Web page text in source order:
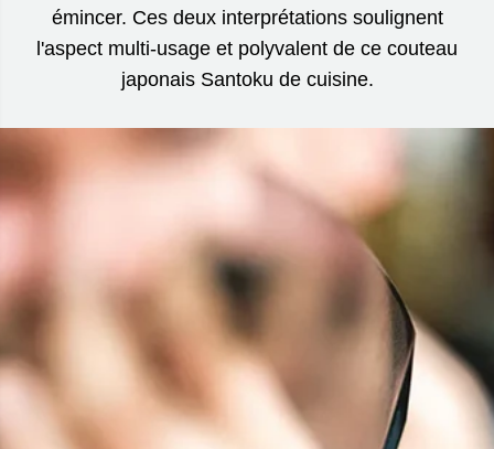
émincer. Ces deux interprétations soulignent
l'aspect multi-usage et polyvalent de ce couteau
japonais Santoku de cuisine.